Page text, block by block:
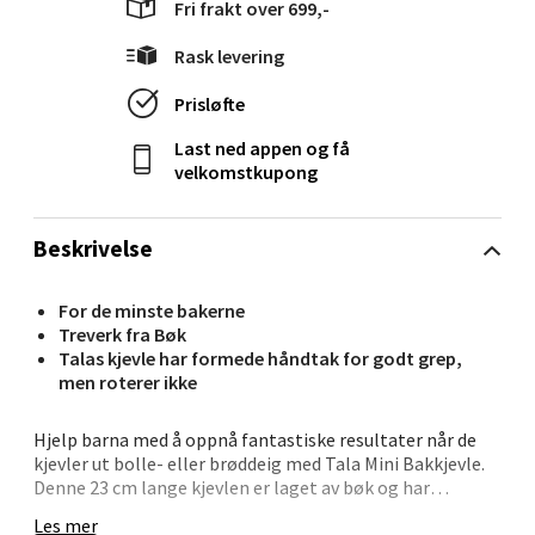
Beskrivelse
For de minste bakerne
Treverk fra Bøk
Talas kjevle har formede håndtak for godt grep,
men roterer ikke
Hjelp barna med å oppnå fantastiske resultater når de
kjevler ut bolle- eller brøddeig med Tala Mini Bakkjevle.
Denne 23 cm lange kjevlen er laget av bøk og har
Les mer
Fri frakt over 699,-
Rask levering
Prisløfte
Last ned appen og få
velkomstkupong
Ålesund - Thon Senter Moa
Langelandsvegen 25, 6010 Ålesund
Åpent i dag 10-20
0 i butikk
Torget 1, 6413 Molde
Åpent i dag 10-20
0 i butikk